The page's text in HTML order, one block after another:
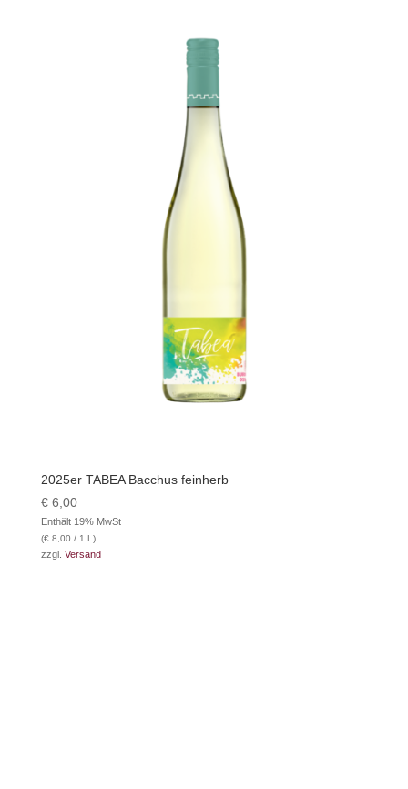
2025er TABEA Bacchus feinherb
€6,00
Enthält 19% MwSt
(€8,00 / 1 L)
zzgl. Versand